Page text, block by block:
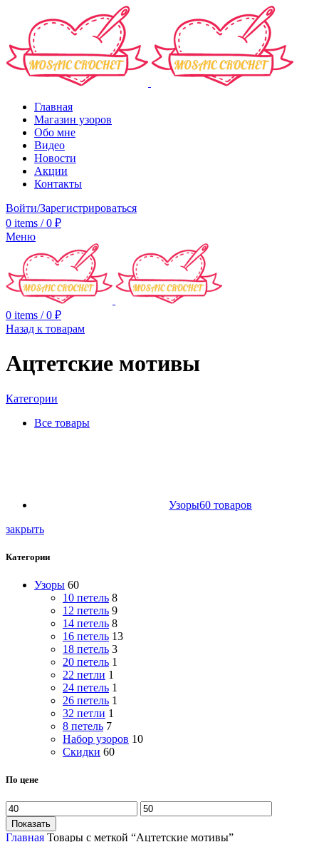
Главная
Магазин узоров
Обо мне
Видео
Новости
Акции
Контакты
Войти/Зарегистрироваться
0 items / 0 ₽
Меню
0 items / 0 ₽
Назад к товарам
Ацтетские мотивы
Категории
Все товары
Узоры60 товаров
закрыть
Категории
Узоры 60
10 петель 8
12 петель 9
14 петель 8
16 петель 13
18 петель 3
20 петель 1
22 петли 1
24 петель 1
26 петель 1
32 петли 1
8 петель 7
Набор узоров 10
Скидки 60
По цене
Показать
Главная Товары с меткой “Ацтетские мотивы”